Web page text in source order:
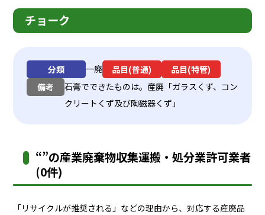
チョーク
分類 一廃 品目(普通)
品目(特管)
備考
石膏でできたものは。産廃「ガラスくず、コン
クリートくず及び陶磁器くず」
“”の産業廃棄物収集運搬・処分業許可業者
(0件)
「リサイクルが推奨される」などの理由から、対応する産廃品